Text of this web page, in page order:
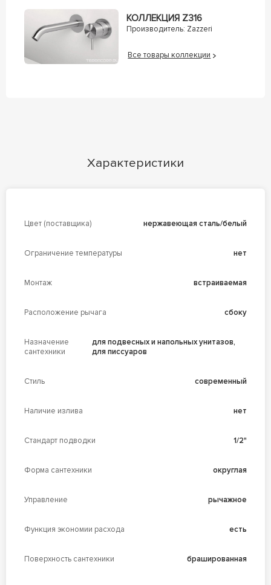
КОЛЛЕКЦИЯ Z316
Производитель: Zazzeri
Все товары коллекции
Характеристики
Цвет (поставщика) нержавеющая сталь/белый
Ограничение температуры нет
Монтаж встраиваемая
Расположение рычага сбоку
Назначение
сантехники
для подвесных и напольных унитазов,
для писсуаров
Стиль современный
Наличие излива нет
Стандарт подводки 1/2"
Форма сантехники округлая
Управление рычажное
Функция экономии расхода есть
Поверхность сантехники брашированная